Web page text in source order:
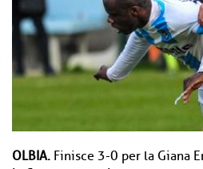
OLBIA. Finisce 3-0 per la Giana